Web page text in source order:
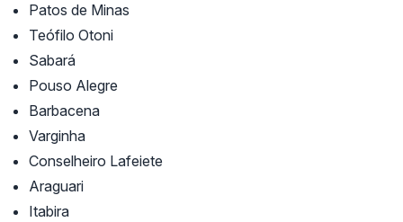
Patos de Minas
Teófilo Otoni
Sabará
Pouso Alegre
Barbacena
Varginha
Conselheiro Lafeiete
Araguari
Itabira